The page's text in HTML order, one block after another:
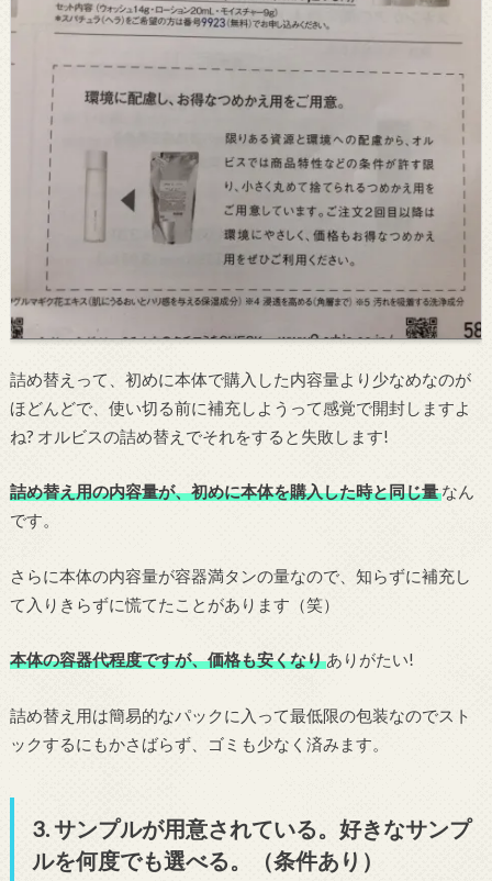
詰め替えって、初めに本体で購入した内容量より少なめなのが
ほどんどで、使い切る前に補充しようって感覚で開封しますよ
ね? オルビスの詰め替えでそれをすると失敗します!
詰め替え用の内容量が、初めに本体を購入した時と同じ量なん
です。
さらに本体の内容量が容器満タンの量なので、知らずに補充し
て入りきらずに慌てたことがあります（笑）
本体の容器代程度ですが、価格も安くなりありがたい!
詰め替え用は簡易的なパックに入って最低限の包装なのでスト
ックするにもかさばらず、ゴミも少なく済みます。
3. サンプルが用意されている。好きなサンプ
ルを何度でも選べる。（条件あり）